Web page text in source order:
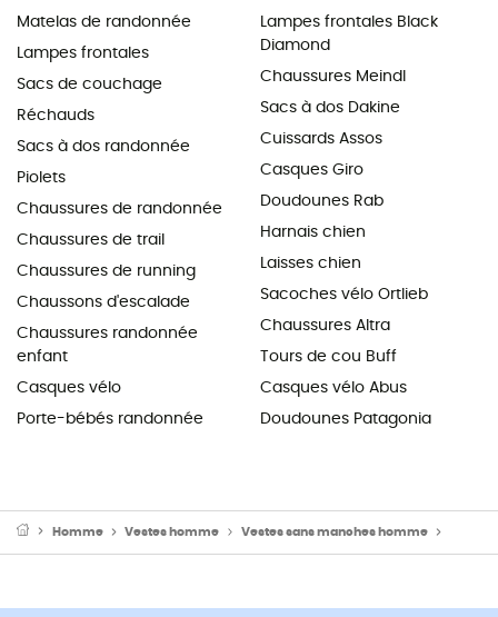
Matelas de randonnée
Lampes frontales
Sacs de couchage
Réchauds
Sacs à dos randonnée
Piolets
Chaussures de randonnée
Chaussures de trail
Chaussures de running
Chaussons d'escalade
Chaussures randonnée
enfant
Casques vélo
Porte-bébés randonnée
Lampes frontales Black
Diamond
Chaussures Meindl
Sacs à dos Dakine
Cuissards Assos
Casques Giro
Doudounes Rab
Harnais chien
Laisses chien
Sacoches vélo Ortlieb
Chaussures Altra
Tours de cou Buff
Casques vélo Abus
Doudounes Patagonia
Homme Vestes homme Vestes sans manches homme